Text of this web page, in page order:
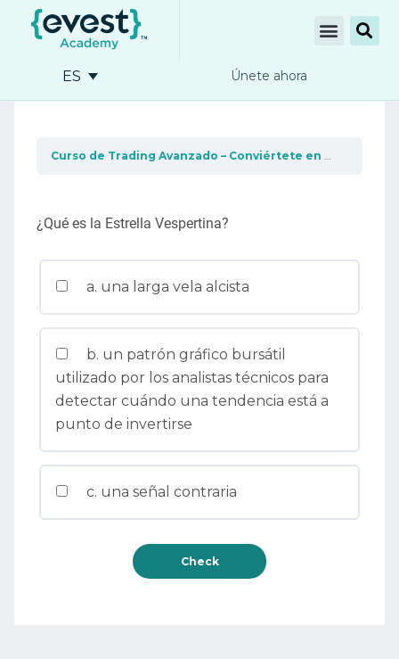
ES Únete ahora
Curso de Trading Avanzado – Conviértete en un profesional del trading
¿Qué es la Estrella Vespertina?
a. una larga vela alcista
b. un patrón gráfico bursátil
utilizado por los analistas técnicos para
detectar cuándo una tendencia está a
punto de invertirse
c. una señal contraria